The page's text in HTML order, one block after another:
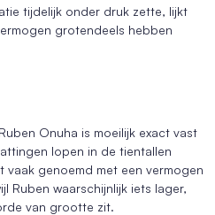
tijdelijk onder druk zette, lijkt
grotendeels hebben
Onuha is moeilijk exact vast
lopen in de tientallen
vaak genoemd met een vermogen
Ruben waarschijnlijk iets lager,
van grootte zit.